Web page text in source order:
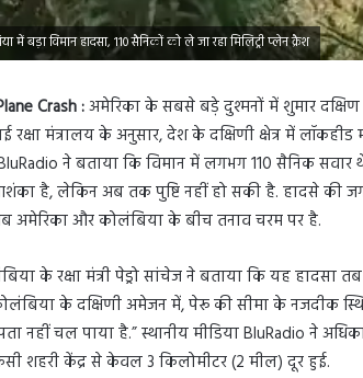
में बड़ा विमान हादसा, 110 सैनिकों को ले जा रहा मिलिट्री प्लेन क्रैश
Crash :अमेरिका के सबसे बड़े दुश्मनों में शुमार
रक्षा मंत्रालय के अनुसार, देश के दक्षिणी क्षेत्र में लॉकहीड
ने बताया कि विमान में लगभग 110 सैनिक
है, लेकिन अब तक पुष्टि नहीं हो सकी है. हादसे की
अमेरिका और कोलंबिया के बीच तनाव चरम पर है.
के रक्षा मंत्री पेड्रो सांचेज ने बताया कि यह हादसा
के दक्षिणी अमेजन में, पेरू की सीमा के नजदीक
नहीं चल पाया है.” स्थानीय मीडिया BluRadio ने
शहरी केंद्र से केवल 3 किलोमीटर (2 मील) दूर हुई.